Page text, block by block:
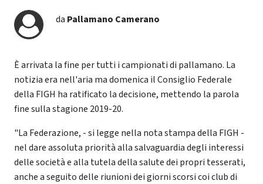
da Pallamano Camerano
È arrivata la fine per tutti i campionati di pallamano. La
notizia era nell'aria ma domenica il Consiglio Federale
della FIGH ha ratificato la decisione, mettendo la parola
fine sulla stagione 2019-20.
"La Federazione, - si legge nella nota stampa della FIGH -
nel dare assoluta priorità alla salvaguardia degli interessi
delle società e alla tutela della salute dei propri tesserati,
anche a seguito delle riunioni dei giorni scorsi coi club di